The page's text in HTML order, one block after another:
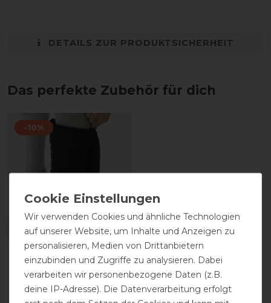
DETAILS ZUR PRODUKTSICHERHEIT
Das perfekte Zubehör für dich
-10%
Back on Track Dicke
Unterlage bzw.
Bandagenunterlage -
schwarz
Wir verwenden Cookies und ähnliche Technologien
auf unserer Website, um Inhalte und Anzeigen zu
personalisieren, Medien von Drittanbietern
einzubinden und Zugriffe zu analysieren. Dabei
verarbeiten wir personenbezogene Daten (z.B.
deine IP-Adresse). Die Datenverarbeitung erfolgt